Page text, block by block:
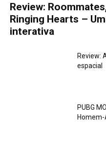
Review:
Ringing Hearts –
interativa
Review:
espacial
PUBG
Homem-